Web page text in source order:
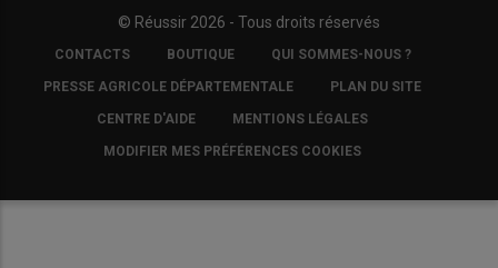
© Réussir 2026 - Tous droits réservés
FOOTER
COPYRIGHT
CONTACTS BOUTIQUE QUI SOMMES-NOUS ?
PRESSE AGRICOLE DÉPARTEMENTALE PLAN DU SITE
CENTRE D'AIDE MENTIONS LÉGALES
MODIFIER MES PRÉFÉRENCES COOKIES